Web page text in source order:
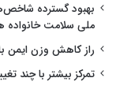
بهبود گسترده
ملی سلامت خانواده
راز کاهش وزن ایمن
تمرکز بیشتر با چند